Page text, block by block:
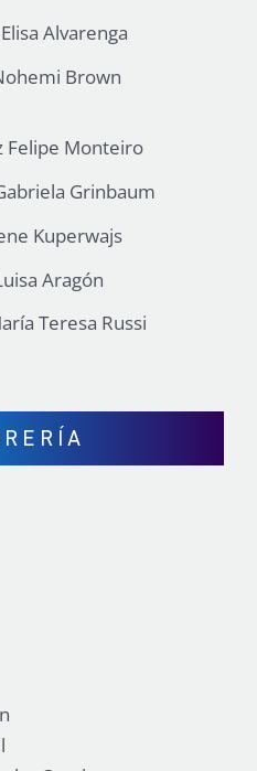
Elisa Alvarenga
Brown
Felipe Monteiro
Grinbaum
Kuperwajs
Aragón
Teresa Russi